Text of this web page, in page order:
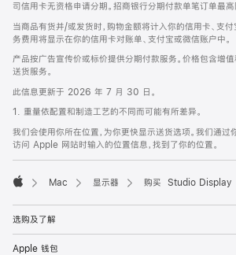
司信用卡无资格申请分期。招商银行分期付款单笔订单最
当商品有货并/或发货时，购物金额将计入你的信用卡、支
务费用将显示在你的信用卡对账单、支付宝或微信账户中。
产品按广告宣传价或标价提供分期付款服务。价格包含增
送货服务。
此信息更新于 2026 年 7 月 30 日。
1. 重量依配置和制造工艺的不同而可能有所差异。
我们会使用你所在位置，为你更快显示送货选项。我们通过
访问 Apple 网站时输入的位置信息，找到了你的位置。
Mac 显示器 购买 Studio Display
选购及了解
Apple 钱包